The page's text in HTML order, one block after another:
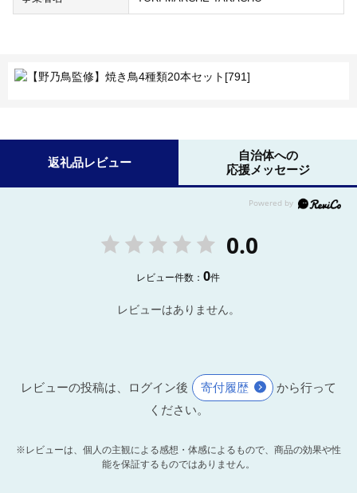
返礼品レビュー
自治体への
応援メッセージ
0.0
レビュー件数：0件
レビューはありません。
レビューの投稿は、ログイン後 寄付履歴
から行って
ください。
※レビューは、個人の主観による感想・体感によるもので、商品の効果や性
能を保証するものではありません。